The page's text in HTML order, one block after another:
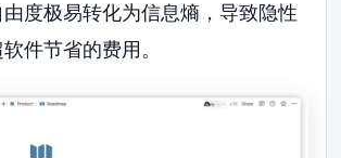
度极易转化为信息熵，导致隐性
件节省的费用。